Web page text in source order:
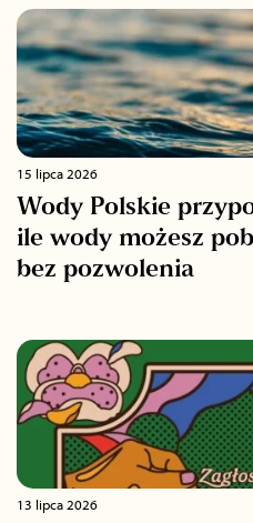
15 lipca 2026
Wody Polskie
ile wody możesz
bez pozwolenia
13 lipca 2026